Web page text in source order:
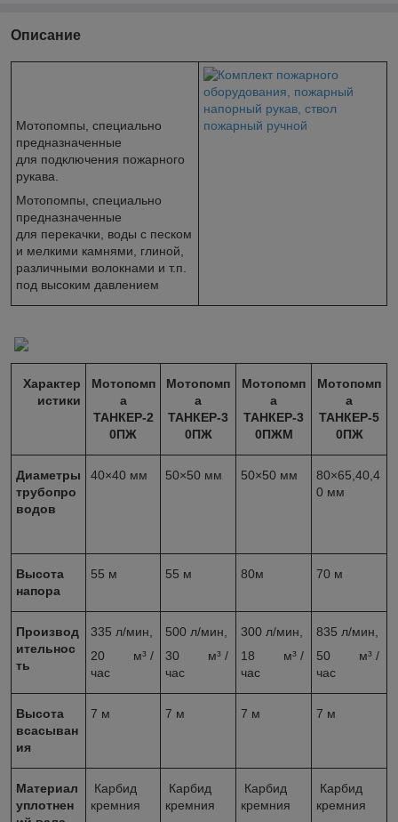
Описание
Мотопомпы, специально
предназначенные
для подключения пожарного
рукава.
Мотопомпы, специально
предназначенные
для перекачки, воды с песком
и мелкими камнями, глиной,
различными волокнами и т.п.
под высоким давлением
Характер
истики
Мотопомп
а
ТАНКЕР-2
0ПЖ
Мотопомп
а
ТАНКЕР-3
0ПЖ
Мотопомп
а
ТАНКЕР-3
0ПЖМ
Мотопомп
а
ТАНКЕР-5
0ПЖ
Диаметры
трубопро
водов
40×40 мм 50×50 мм 50×50 мм
80×65,40,4
0 мм
Высота
напора
55 м 55 м 80м 70 м
Производ
ительнос
ть
335 л/мин,
20 м³ /
час
500 л/мин,
30 м³ /
час
300 л/мин,
18 м³ /
час
835 л/мин,
50 м³ /
час
Высота
всасыван
ия
7 м 7 м 7 м 7 м
Материал
уплотнен
Карбид
кремния
Карбид
кремния
Карбид
кремния
Карбид
кремния